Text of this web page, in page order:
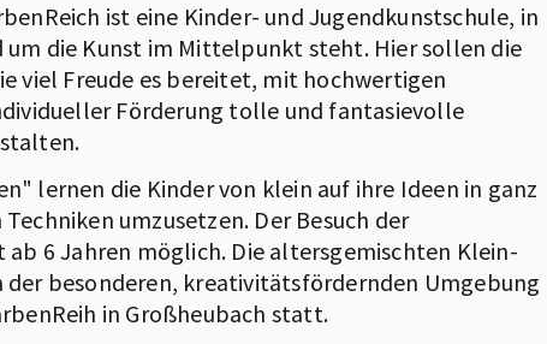
ist eine Kinder- und Jugendkunstschule, in
um die Kunst im Mittelpunkt steht. Hier sollen die
viel Freude es bereitet, mit hochwertigen
Förderung tolle und fantasievolle
lernen die Kinder von klein auf ihre Ideen in ganz
umzusetzen. Der Besuch der
6 Jahren möglich. Die altersgemischten Klein-
der besonderen, kreativitätsfördernden Umgebung
in Großheubach statt.